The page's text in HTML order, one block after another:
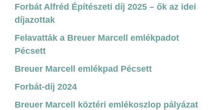
Forbát Alfréd Építészeti díj 2025 – ők az idei
díjazottak
Felavatták a Breuer Marcell emlékpadot
Pécsett
Breuer Marcell emlékpad Pécsett
Forbát-díj 2024
Breuer Marcell köztéri emlékoszlop pályázat